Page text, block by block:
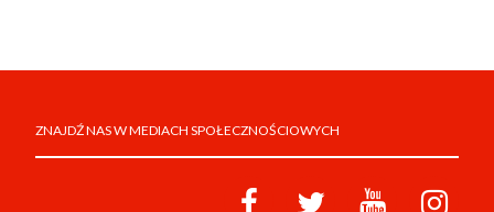
ZNAJDŹ NAS W MEDIACH SPOŁECZNOŚCIOWYCH